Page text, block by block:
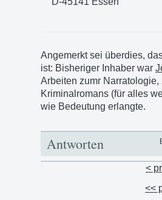
Angemerkt sei überdies,
ist: Bisheriger Inhaber war
Arbeiten zumr
Kriminalromans (für alles
wie Bedeutung erlangte.
Antworten
<
<<